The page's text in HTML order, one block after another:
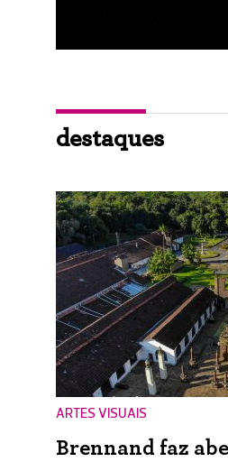
destaques
ARTES VISUAIS
Brennand faz